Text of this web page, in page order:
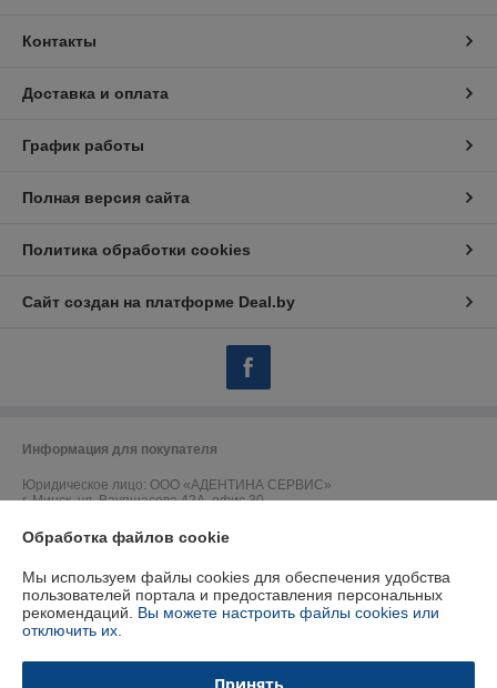
Контакты
Доставка и оплата
График работы
Полная версия сайта
Политика обработки cookies
Сайт создан на платформе Deal.by
Информация для покупателя
Юридическое лицо: ООО «АДЕНТИНА СЕРВИС»
г. Минск, ул. Ваупшасова 42А, офис 30
Регистрационный номер ЕГР: 191157902
УНП: 191157902
Регистрационный орган: Горисполком
Ссылка на свидетельство/лицензию
Обработка файлов cookie
Мы используем файлы cookies для обеспечения удобства
пользователей портала и предоставления персональных
рекомендаций. Вы можете настроить файлы cookies или
отключить их.
Принять